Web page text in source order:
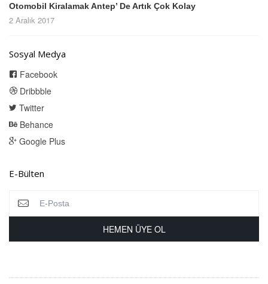
Otomobil Kiralamak Antep’ De Artık Çok Kolay
2 Aralık 2017
Sosyal Medya
Facebook
Dribbble
Twitter
Behance
Google Plus
E-Bülten